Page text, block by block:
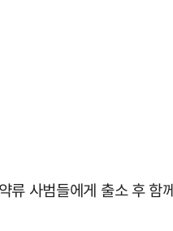
사범들에게 출소 후 함